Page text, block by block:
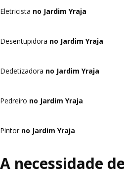
Eletricista no Jardim Yraja
Desentupidora no Jardim Yraja
Dedetizadora no Jardim Yraja
Pedreiro no Jardim Yraja
Pintor no Jardim Yraja
A necessidade